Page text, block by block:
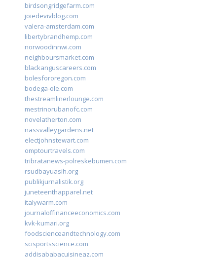
birdsongridgefarm.com
joiedevivblog.com
valera-amsterdam.com
libertybrandhemp.com
norwoodinnwi.com
neighboursmarket.com
blackanguscareers.com
bolesfororegon.com
bodega-ole.com
thestreamlinerlounge.com
mestrinorubanofc.com
novelatherton.com
nassvalleygardens.net
electjohnstewart.com
omptourtravels.com
tribratanews-polreskebumen.com
rsudbayuasih.org
publikjurnalistik.org
juneteenthapparel.net
italywarm.com
journaloffinanceeconomics.com
kvk-kumari.org
foodscienceandtechnology.com
scisportsscience.com
addisababacuisineaz.com